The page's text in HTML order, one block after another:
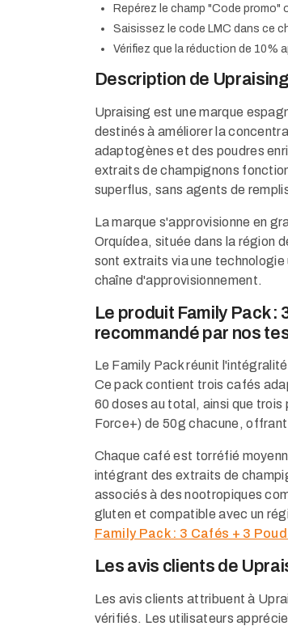
Repérez le champ "Code promo"
Saisissez le code LMC dans ce
Vérifiez que la réduction de 10%
Description de Upraising
Upraising est une marque
destinés à améliorer la
adaptogènes et des poudres
extraits de champignons
superflus, sans agents de
La marque s'approvisionne en
Orquídea, située dans la région
sont extraits via une
chaîne d'approvisionnement.​
Le produit Family Pack
recommandé par nos
Le Family Pack réunit
Ce pack contient trois cafés
60 doses au total, ainsi que
Force+) de 50g chacune,
Chaque café est torréfié
intégrant des extraits de
associés à des nootropiques
gluten et compatible avec un
Family Pack : 3 Cafés + 3
Les avis clients de
Les avis clients attribuent à
vérifiés. Les utilisateurs